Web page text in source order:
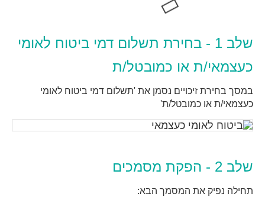
שלב 1 - בחירת תשלום דמי ביטוח לאומי
כעצמאי/ת או כמובטל/ת
במסך בחירת זיכויים נסמן את 'תשלום דמי ביטוח לאומי
כעצמאי/ת או כמובטל/ת'
שלב 2 - הפקת מסמכים
תחילה נפיק את המסמך הבא: